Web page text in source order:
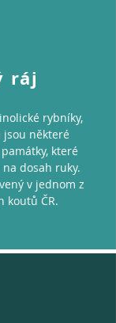
ráj
rybníky,
jsou některé
které
dosah ruky.
v jednom z
koutů ČR.